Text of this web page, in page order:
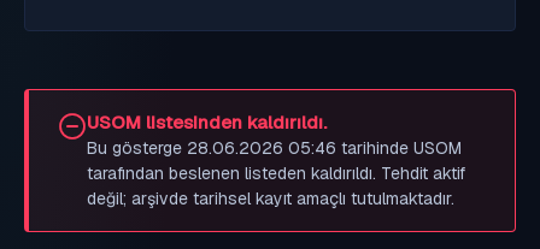
USOM listesinden kaldırıldı.
Bu gösterge 28.06.2026 05:46 tarihinde USOM
tarafından beslenen listeden kaldırıldı. Tehdit aktif
değil; arşivde tarihsel kayıt amaçlı tutulmaktadır.